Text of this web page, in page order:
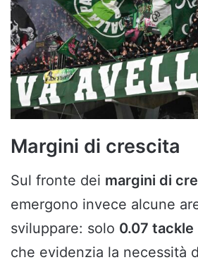
Margini di crescita
Sul fronte dei margini di
emergono invece alcune
sviluppare: solo 0.07 tackle
che evidenzia la necessità